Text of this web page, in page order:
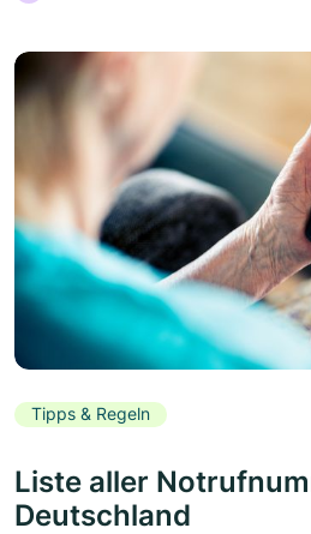
Tipps & Regeln
Liste aller
Deutschland